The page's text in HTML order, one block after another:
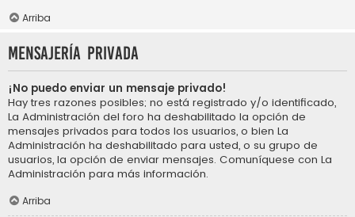
Arriba
Mensajería privada
¡No puedo enviar un mensaje privado!
Hay tres razones posibles; no está registrado y/o identificado,
La Administración del foro ha deshabilitado la opción de
mensajes privados para todos los usuarios, o bien La
Administración ha deshabilitado para usted, o su grupo de
usuarios, la opción de enviar mensajes. Comuníquese con La
Administración para más información.
Arriba